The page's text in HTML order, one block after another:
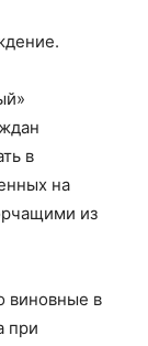
в
на
из
виновные в
при